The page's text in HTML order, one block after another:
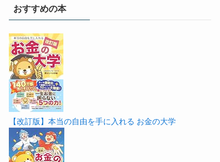
おすすめの本
【改訂版】本当の自由を手に入れる お金の大学